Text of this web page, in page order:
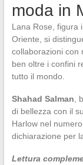
moda in
Lana Rose, figura
Oriente, si
collaborazioni con
ben oltre i confini
tutto il mondo.
Shahad Salman ,
di bellezza con il
Harlow nel
dichiarazione per
Lettura